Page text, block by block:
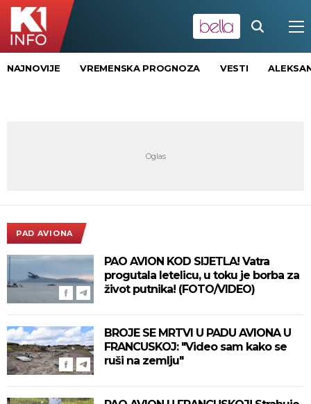
NAJNOVIJE VREMENSKA PROGNOZA VESTI
PAD AVIONA
PAO AVION KOD SIJETLA! Vatra
progutala letelicu, u toku je borba za
život putnika! (FOTO/VIDEO)
BROJE SE MRTVI U PADU AVIONA U
FRANCUSKOJ: "Video sam kako se
ruši na zemlju"